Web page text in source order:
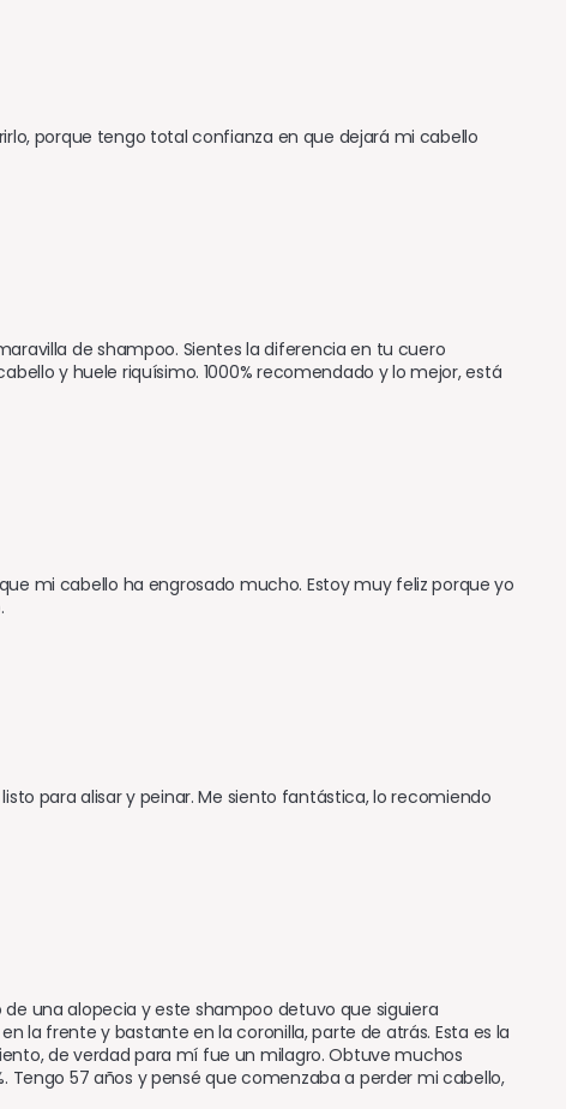
porque tengo total confianza en que dejará mi cabello
de shampoo. Sientes la diferencia en tu cuero
y huele riquísimo. 1000% recomendado y lo mejor, está
mi cabello ha engrosado mucho. Estoy muy feliz porque yo
para alisar y peinar. Me siento fantástica, lo recomiendo
una alopecia y este shampoo detuvo que siguiera
la frente y bastante en la coronilla, parte de atrás. Esta es la
de verdad para mí fue un milagro. Obtuve muchos
Tengo 57 años y pensé que comenzaba a perder mi cabello,